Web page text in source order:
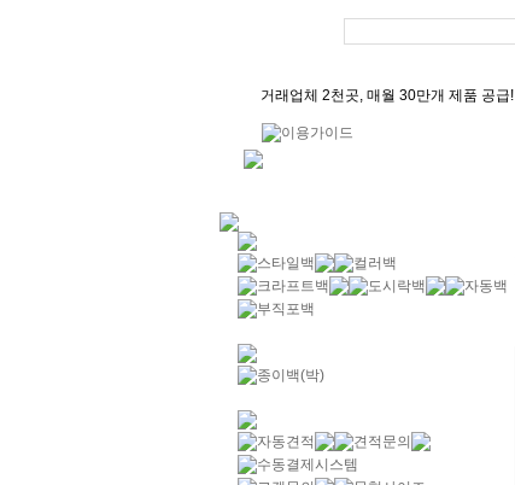
월 500건 이상 브랜드 맞춤 쇼핑백 제작!
거래업체 2천곳, 매월 30만개 제품 공급!